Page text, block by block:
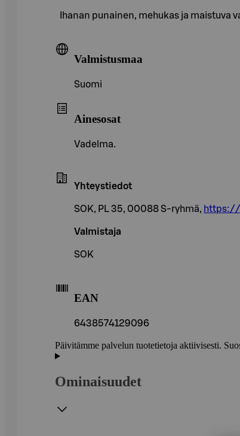
Ihanan punainen, mehukas ja maistuva
Valmistusmaa
Suomi
Ainesosat
Vadelma.
Yhteystiedot
SOK, PL 35, 00088 S-ryhmä, https://
Valmistaja
SOK
EAN
6438574129096
Päivitämme palvelun tuotetietoja aktiivisesti.
Ominaisuudet